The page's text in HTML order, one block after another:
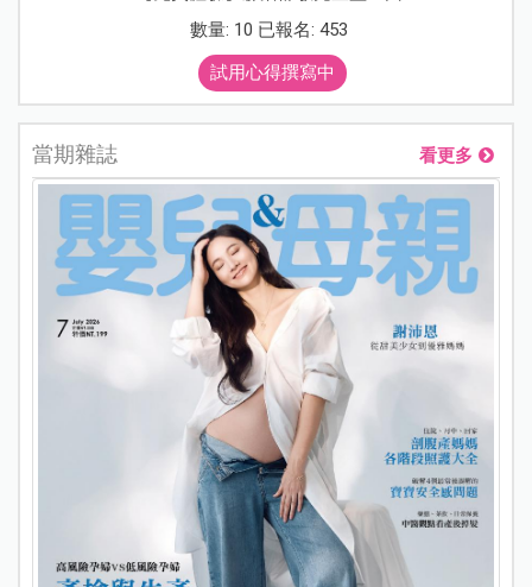
數量: 10 已報名: 453
試用心得撰寫中
當期雜誌 看更多